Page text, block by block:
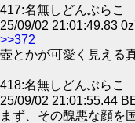
417:名無しどんぶらこ
25/09/02 21:01:49.83
>>372
壺とかが可愛く見える
418:名無しどんぶらこ
25/09/02 21:01:55.44
まず、その醜悪な顔を